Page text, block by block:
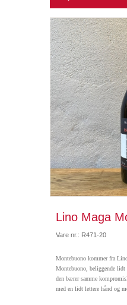
Lino Maga
Vare nr.: R471-20
Montebuono kommer fra
Montebuono, beliggende
den bærer samme
med en lidt lettere hånd og